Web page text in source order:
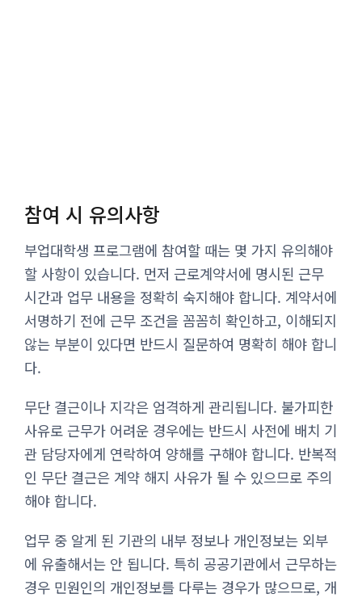
참여 시 유의사항
부업대학생 프로그램에 참여할 때는 몇 가지 유의해야
할 사항이 있습니다. 먼저 근로계약서에 명시된 근무
시간과 업무 내용을 정확히 숙지해야 합니다. 계약서에
서명하기 전에 근무 조건을 꼼꼼히 확인하고, 이해되지
않는 부분이 있다면 반드시 질문하여 명확히 해야 합니
다.
무단 결근이나 지각은 엄격하게 관리됩니다. 불가피한
사유로 근무가 어려운 경우에는 반드시 사전에 배치 기
관 담당자에게 연락하여 양해를 구해야 합니다. 반복적
인 무단 결근은 계약 해지 사유가 될 수 있으므로 주의
해야 합니다.
업무 중 알게 된 기관의 내부 정보나 개인정보는 외부
에 유출해서는 안 됩니다. 특히 공공기관에서 근무하는
경우 민원인의 개인정보를 다루는 경우가 많으므로, 개